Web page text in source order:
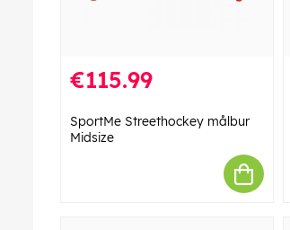
€115.99
SportMe Streethockey målbur
Midsize